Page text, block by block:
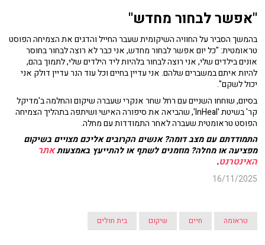
"אפשר לבחור מחדש"
בהמשך הסביר על החוויה השיקומית שעבר החייל והדגים את הצמיחה הפוסט
טראומטית: "כל יום אפשר לבחור מחדש, אני כבר לא רוצה לבחור בחוסר
אונים בילדים שלי, אני רוצה לבחור בלהיות ליד הילדים שלי, לתמוך בהם,
להיות איתם במשברים שלהם. אני עדיין בחיים וכל עוד הנר עדיין דולק אני
יכול לשקם".
בסיום, שוחחו השניים עם רחל שחר אנקרי שעברה שיקום והחלמה ב'מדיקל
קר' בשיטת 'InHeal', שהביאה את סיפורה האישי ושיתפה בתהליך הצמיחה
הפוסט טראומטית שעברה לאחר התמודדות עם מחלה.
התמודדתם עם מצב דומה? אנשים הקרובים אליכם מצויים בשיקום
מפציעה או מחלה? מוזמנים לשתף או להתייעץ באמצעותאתר
האינטרנט.
16/11/2025
טראומה חיים שיקום בית חולים